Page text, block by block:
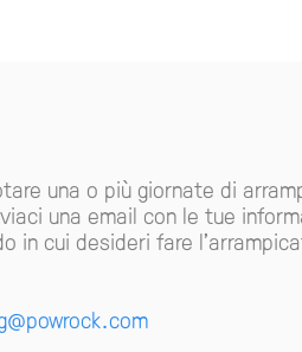
una o più giornate di
una email con le tue
in cui desideri fare